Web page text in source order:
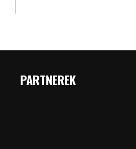
PARTNEREK